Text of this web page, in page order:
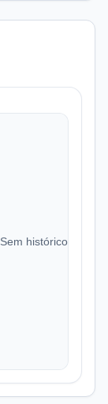
Sem histórico de